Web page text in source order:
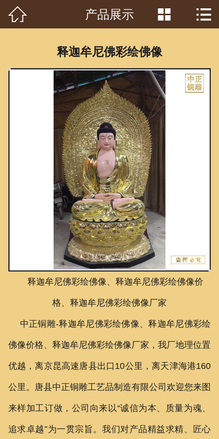
首页
产品中心
客户见证
常识问答
新闻资讯
荣誉资质
泥塑鉴赏
联系我们
 产品展示  
释迦牟尼佛彩绘佛像
释迦牟尼佛彩绘佛像、释迦牟尼佛彩绘佛像价
格、释迦牟尼佛彩绘佛像厂家
中正铜雕-释迦牟尼佛彩绘佛像、释迦牟尼佛彩绘
佛像价格、 释迦牟尼佛彩绘佛像厂家 ，我厂地理位置
优越，离京昆高速唐县出口10公里，离天津海港160
公里。唐县中正铜雕工艺品制造有限公司欢迎您来图
来样加工订做，公司向来以“诚信为本、质量为魂、
追求卓越”为一贯宗旨。我们对产品精益求精、匠心